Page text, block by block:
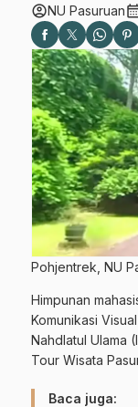
account_circleNU Pasuruan
Pohjentrek, NU
Himpunan
Komunikasi
Nahdlatul Ulama
Tour Wisata
Baca juga: